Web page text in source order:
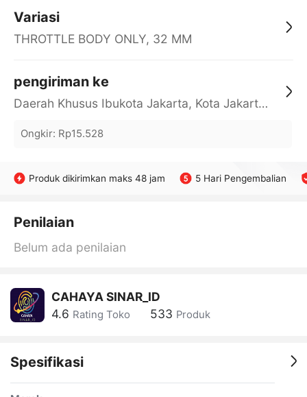
Variasi
THROTTLE BODY ONLY, 32 MM
pengiriman ke
Daerah Khusus Ibukota Jakarta, Kota Jakarta Barat, Cengkareng, yy
Ongkir: Rp15.528
Produk dikirimkan maks 48 jam 5 Hari Pengembalian
Penilaian
Belum ada penilaian
CAHAYA SINAR_ID
4.6 Rating Toko 533 Produk
Spesifikasi